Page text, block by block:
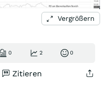
Vergrößern
0 2 0
Zitieren